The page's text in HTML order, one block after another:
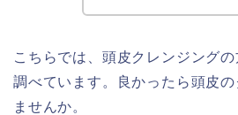
こちらでは、頭皮クレンジングの
調べています。良かったら頭皮
ませんか。